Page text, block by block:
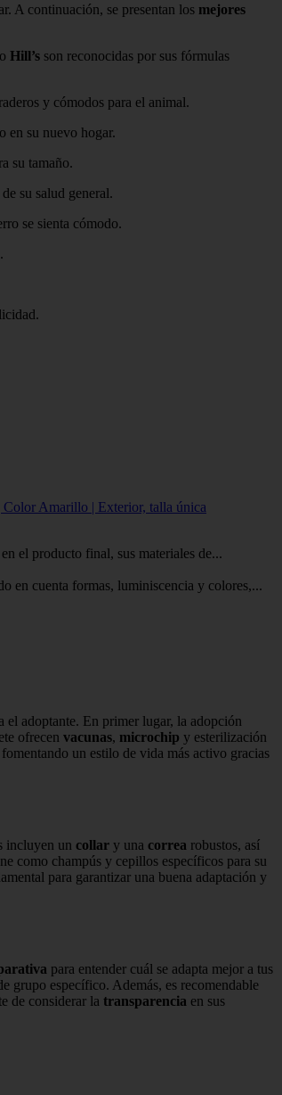
A continuación, se presentan los mejores
o Hill’s son reconocidas por sus fórmulas
y cómodos para el animal.
en su nuevo hogar.
su tamaño.
su salud general.
se sienta cómodo.
Amarillo | Exterior, talla única
el producto final, sus materiales de...
en cuenta formas, luminiscencia y colores,...
el adoptante. En primer lugar, la adopción
ofrecen vacunas, microchip y esterilización
un estilo de vida más activo gracias
incluyen un collar y una correa robustos, así
como champús y cepillos específicos para su
para garantizar una buena adaptación y
para entender cuál se adapta mejor a tus
grupo específico. Además, es recomendable
de considerar la transparencia en sus